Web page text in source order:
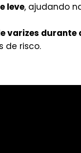
leve, ajudando
varizes durante
de risco.